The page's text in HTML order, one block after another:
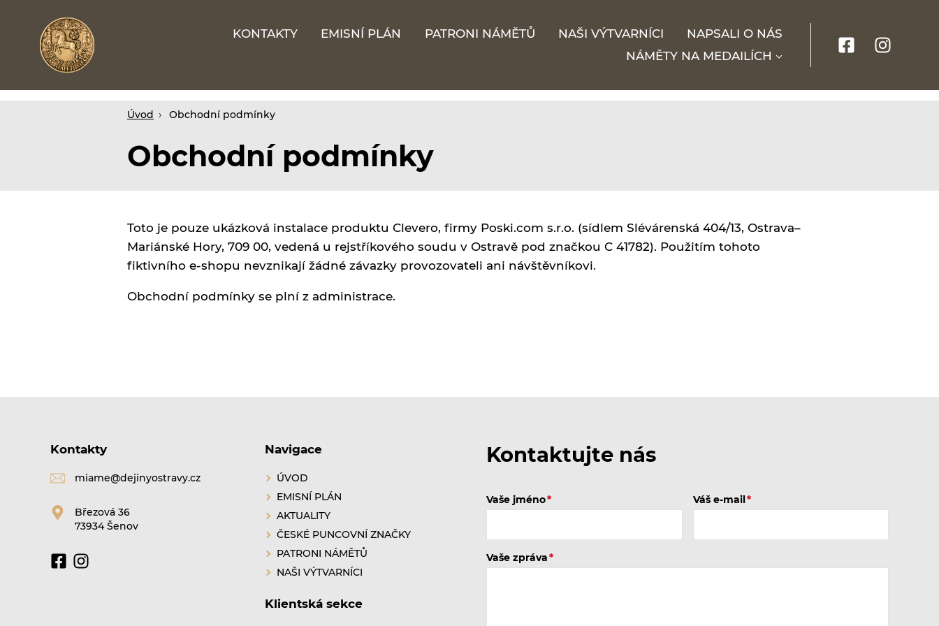
Webové
stránky
KONTAKTY EMISNÍ PLÁN PATRONI NÁMĚTŮ NAŠI VÝTVARNÍCI
NAPSALI O NÁS
NÁMĚTY NA MEDAILÍCH
Úvod Obchodní podmínky
Obchodní podmínky
Toto je pouze ukázková instalace produktu Clevero, firmy Poski.com s.r.o. (sídlem Slévárenská 404/13, Ostrava–
Mariánské Hory, 709 00, vedená u rejstříkového soudu v Ostravě pod značkou C 41782). Použitím tohoto
fiktivního e-shopu nevznikají žádné závazky provozovateli ani návštěvníkovi.
Obchodní podmínky se plní z administrace.
Kontakty
miame@dejinyostravy.cz
Březová 36
73934 Šenov
Navigace
ÚVOD
EMISNÍ PLÁN
AKTUALITY
ČESKÉ PUNCOVNÍ ZNAČKY
PATRONI NÁMĚTŮ
NAŠI VÝTVARNÍCI
Klientská sekce
Kontaktujte nás
Vaše jméno Váš e-mail
Vaše zpráva